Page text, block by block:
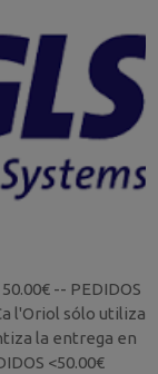
-- PEDIDOS
l'Oriol sólo utiliza
la entrega en
<50.00€